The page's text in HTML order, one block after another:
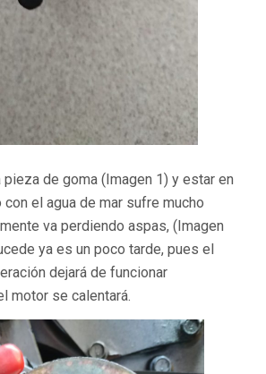
pieza de goma (Imagen 1) y estar en
el agua de mar sufre mucho
va perdiendo aspas, (Imagen
ya es un poco tarde, pues el
dejará de funcionar
motor se calentará.